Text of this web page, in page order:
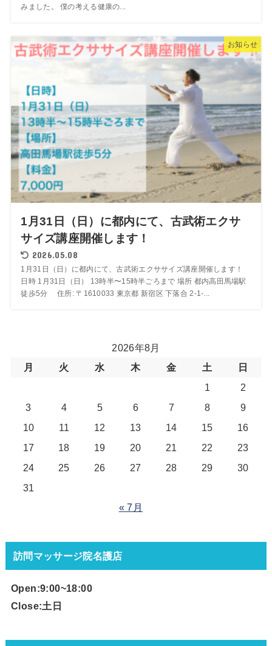
みました。 僕の考える健康の...
お知らせ
1月31日（日）に都内にて、古武術エクサ
サイズ講座開催します！
2026.05.08
1月31日（日）に都内にて、古武術エクササイズ講座開催します！
日時 1月31日（日） 13時半〜15時半ごろまで 場所 都内高田馬場駅
徒歩5分 住所: 〒1610033 東京都 新宿区 下落合 2-1-...
2026年8月
月
火 水 木 金 土
日
1
2
3
4 5 6 7 8
9
10
11 12 13 14 15
16
17
18 19 20 21 22
23
24
25 26 27 28 29
30
31
« 7月
訪問マッサージ院名護店
Open:9:00~18:00
Close:土日